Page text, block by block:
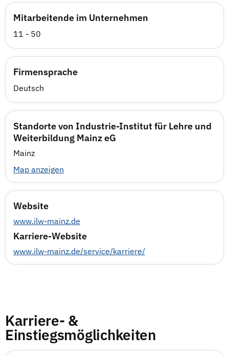
Mitarbeitende im Unternehmen
11 - 50
Firmensprache
Deutsch
Standorte von Industrie-Institut für Lehre und
Weiterbildung Mainz eG
Mainz
Map anzeigen
Website
www.ilw-mainz.de
Karriere-Website
www.ilw-mainz.de/service/karriere/
Karriere- &
Einstiegsmöglichkeiten